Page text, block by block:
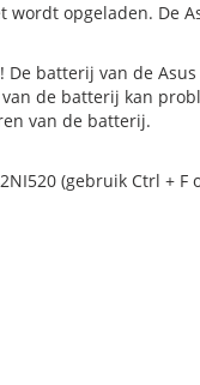
opgeladen. De
batterij van de Asus
de batterij kan
van de batterij.
(gebruik Ctrl + F